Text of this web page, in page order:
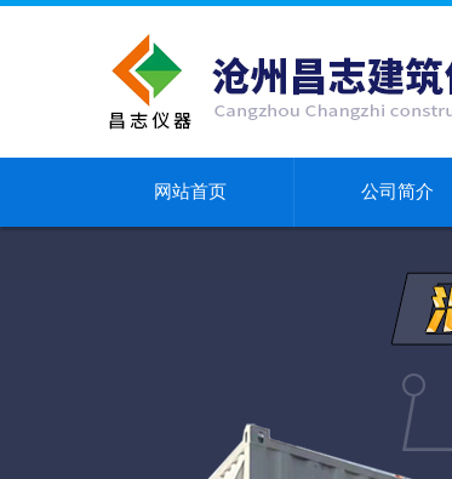
网站首页 公司简介